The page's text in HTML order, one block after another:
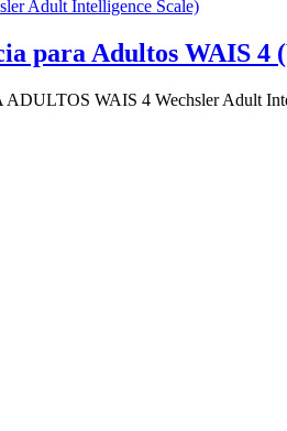
para Adultos WAIS 4
WAIS 4 Wechsler Adult